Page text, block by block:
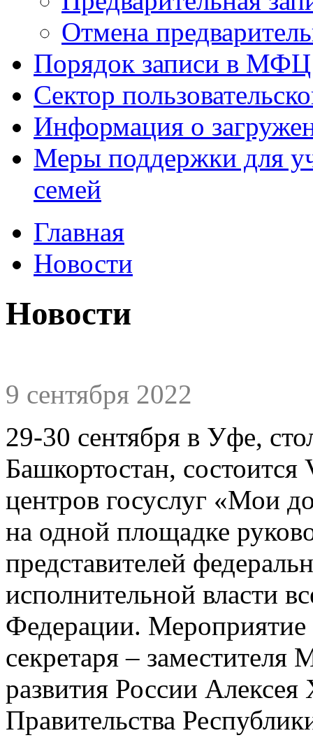
Отмена
Порядок записи в МФЦ
Сектор
Информация о
Меры поддержки для
семей
Главная
Новости
Новости
9 сентября 2022
29-30 сентября в Уфе,
Башкортостан,
центров госуслуг «Мои
на одной площадке
представителей
исполнительной власти
Федерации. Мероприятие
секретаря – заместителя
развития России
Правительства